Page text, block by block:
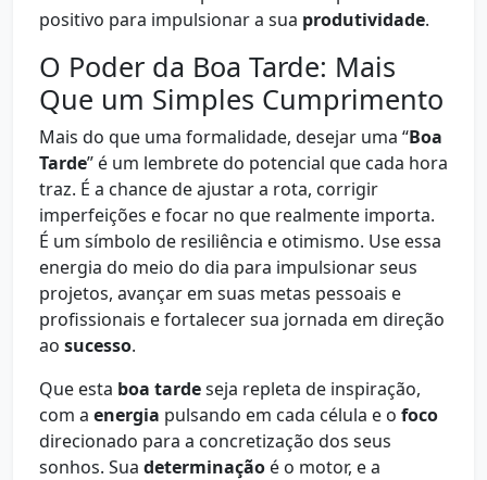
positivo para impulsionar a sua produtividade.
O Poder da Boa Tarde: Mais
Que um Simples Cumprimento
Mais do que uma formalidade, desejar uma “Boa
Tarde” é um lembrete do potencial que cada hora
traz. É a chance de ajustar a rota, corrigir
imperfeições e focar no que realmente importa.
É um símbolo de resiliência e otimismo. Use essa
energia do meio do dia para impulsionar seus
projetos, avançar em suas metas pessoais e
profissionais e fortalecer sua jornada em direção
ao sucesso.
Que esta boa tardeseja repleta de inspiração,
com a energia pulsando em cada célula e o foco
direcionado para a concretização dos seus
sonhos. Sua determinação é o motor, e a